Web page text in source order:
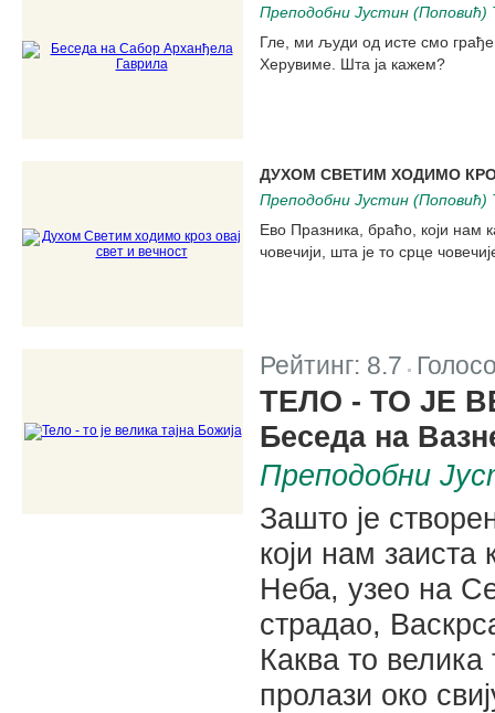
Преподобни Јустин (Поповић)
Гле, ми људи од исте смо
Херувиме. Шта ја кажем?
ДУХОМ СВЕТИМ ХОДИМО
Преподобни Јустин (Поповић)
Ево Празника, браћо, који нам
човечији, шта је то срце
Рейтинг: 8.7 |
ТЕЛО - ТО ЈЕ
Беседа на
Преподобни
Зашто је
који нам заиста
Неба, узео на
страдао,
Каква то велика
пролази око